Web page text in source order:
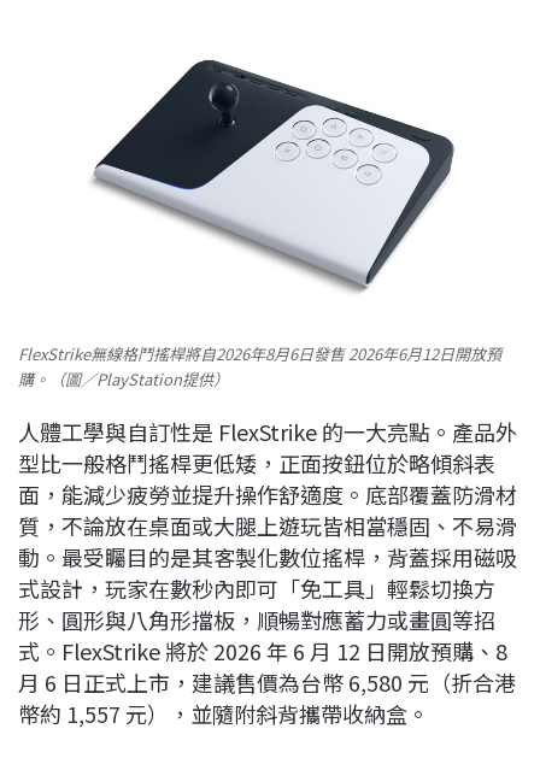
FlexStrike無線格鬥搖桿將自2026年8月6日發售 2026年6月12日開放預
購。（圖／PlayStation提供）
人體工學與自訂性是 FlexStrike 的一大亮點。產品外
型比一般格鬥搖桿更低矮，正面按鈕位於略傾斜表
面，能減少疲勞並提升操作舒適度。底部覆蓋防滑材
質，不論放在桌面或大腿上遊玩皆相當穩固、不易滑
動。最受矚目的是其客製化數位搖桿，背蓋採用磁吸
式設計，玩家在數秒內即可「免工具」輕鬆切換方
形、圓形與八角形擋板，順暢對應蓄力或畫圓等招
式。FlexStrike 將於 2026 年 6 月 12 日開放預購、8
月 6 日正式上市，建議售價為台幣 6,580 元（折合港
幣約 1,557 元），並隨附斜背攜帶收納盒。